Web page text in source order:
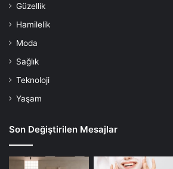
Güzellik
Hamilelik
Moda
Sağlık
Teknoloji
Yaşam
Son Değiştirilen Mesajlar